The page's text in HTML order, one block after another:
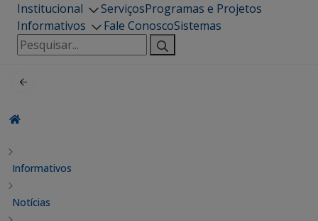
Institucional ServiçosProgramas e Projetos
Informativos
Fale ConoscoSistemas
Pesquisar
por:
Informativos
Notícias